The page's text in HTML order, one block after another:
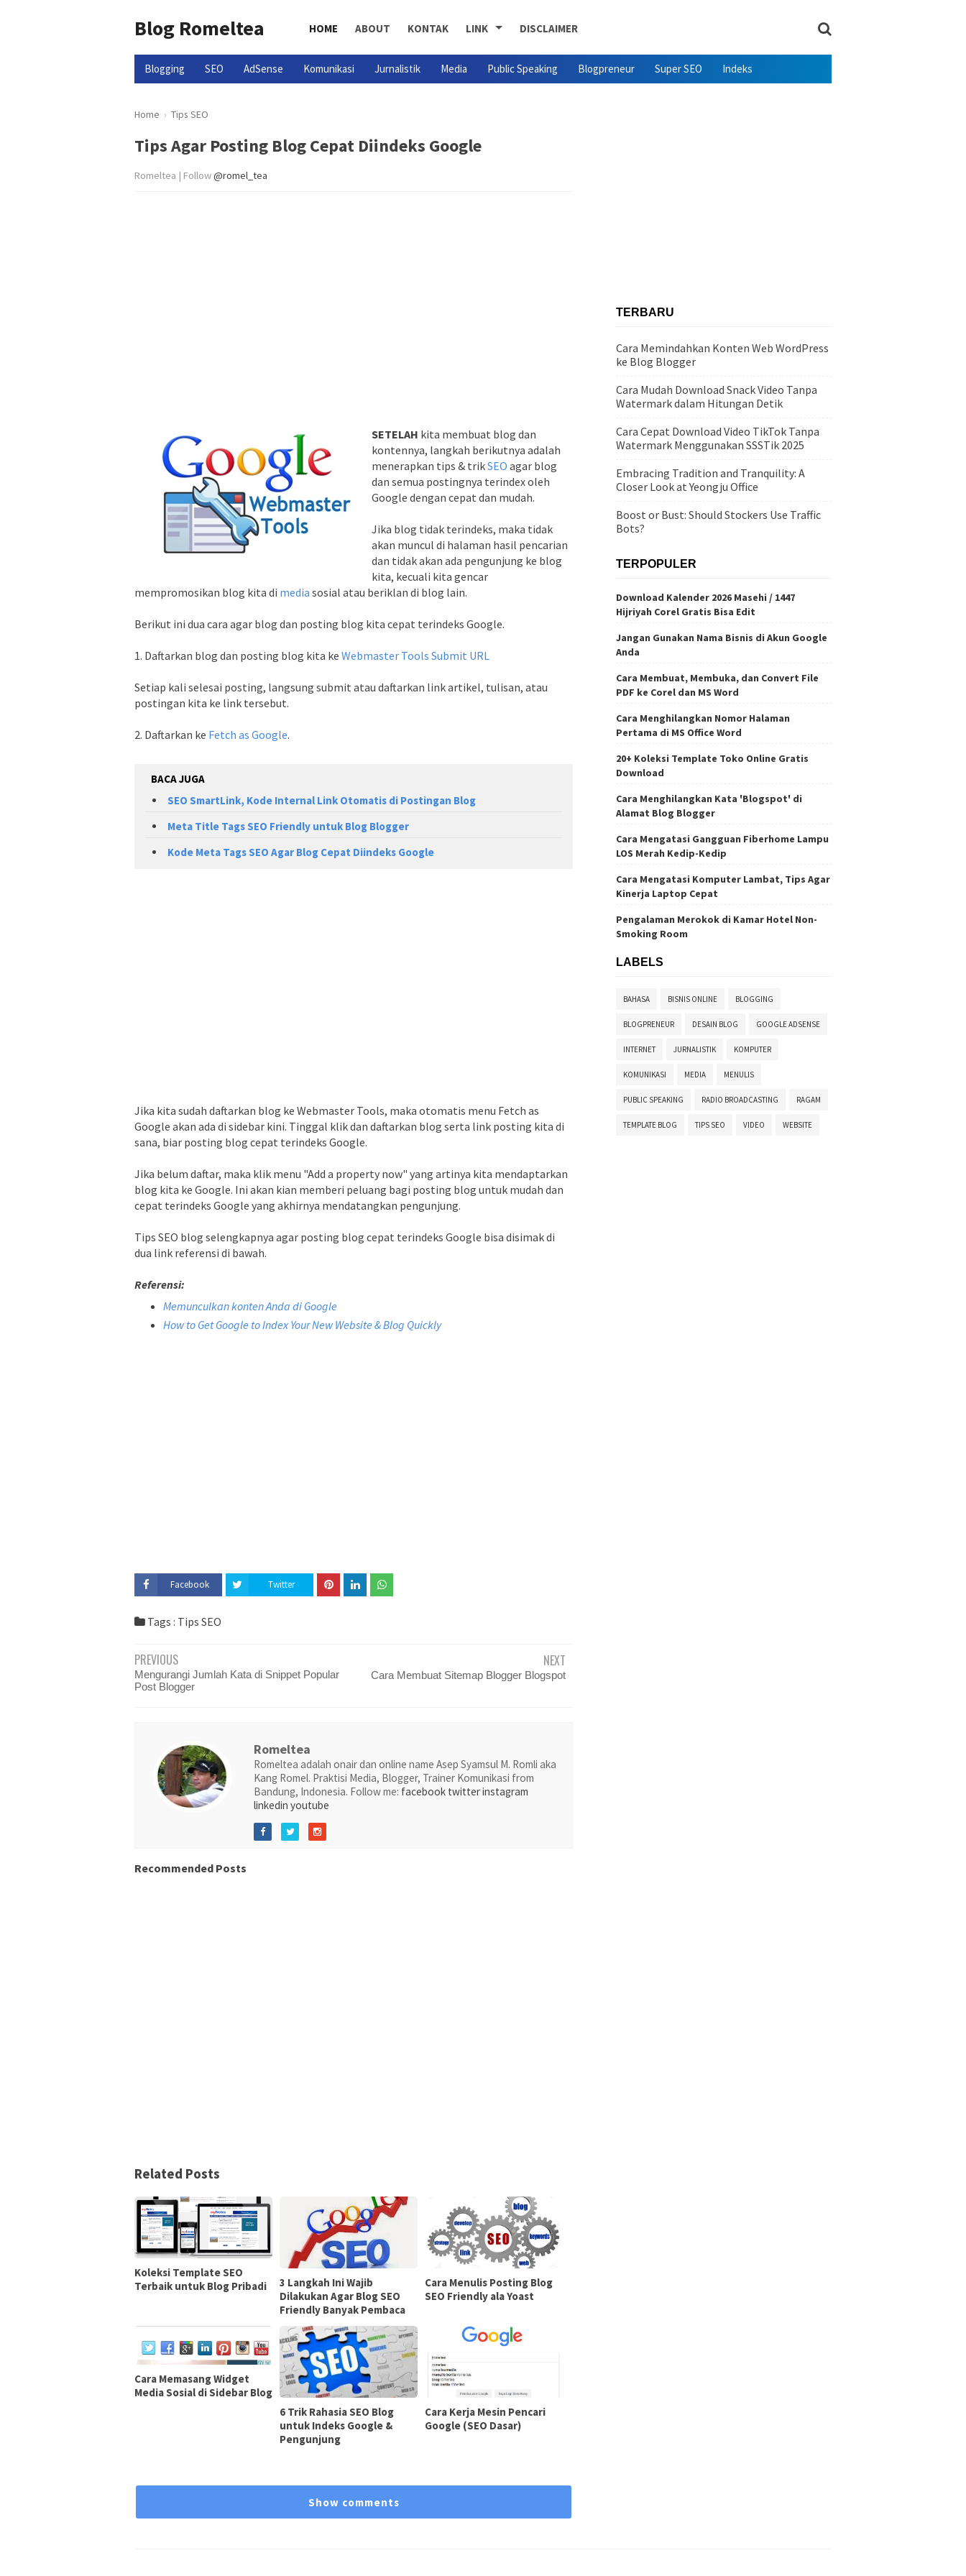
Blog Romeltea HOME ABOUT KONTAK LINK DISCLAIMER
Blogging SEO AdSense Komunikasi Jurnalistik Media Public Speaking Blogpreneur Super SEO Indeks
Home › Tips SEO
Tips Agar Posting Blog Cepat Diindeks Google
Romeltea | Follow@romel_tea
SETELAH kita membuat blog dan
kontennya, langkah berikutnya adalah
menerapkan tips & trikSEO agar blog
dan semua postingnya terindex oleh
Google dengan cepat dan mudah.
Jika blog tidak terindeks, maka tidak
akan muncul di halaman hasil pencarian
dan tidak akan ada pengunjung ke blog
kita, kecuali kita gencar
mempromosikan blog kita di media sosial atau beriklan di blog lain.
Berikut ini dua cara agar blog dan posting blog kita cepat terindeks Google.
1. Daftarkan blog dan posting blog kita ke Webmaster Tools Submit URL
Setiap kali selesai posting, langsung submit atau daftarkan link artikel, tulisan, atau
postingan kita ke link tersebut.
2. Daftarkan ke Fetch as Google.
BACA JUGA
SEO SmartLink, Kode Internal Link Otomatis di Postingan Blog
Meta Title Tags SEO Friendly untuk Blog Blogger
Kode Meta Tags SEO Agar Blog Cepat Diindeks Google
Jika kita sudah daftarkan blog ke Webmaster Tools, maka otomatis menu Fetch as
Google akan ada di sidebar kini. Tinggal klik dan daftarkan blog serta link posting kita di
sana, biar posting blog cepat terindeks Google.
Jika belum daftar, maka klik menu "Add a property now" yang artinya kita mendaptarkan
blog kita ke Google. Ini akan kian memberi peluang bagi posting blog untuk mudah dan
cepat terindeks Google yang akhirnya mendatangkan pengunjung.
Tips SEO blog selengkapnya agar posting blog cepat terindeks Google bisa disimak di
dua link referensi di bawah.
Referensi:
Memunculkan konten Anda di Google
How to Get Google to Index Your New Website & Blog Quickly
Facebook Twitter
Tags : Tips SEO
PREVIOUS
Mengurangi Jumlah Kata di Snippet Popular
Post Blogger
NEXT
Cara Membuat Sitemap Blogger Blogspot
Romeltea
Romeltea adalah onair dan online name Asep Syamsul M. Romli aka
Kang Romel. Praktisi Media, Blogger, Trainer Komunikasi from
Bandung, Indonesia. Follow me: facebook twitterinstagram
linkedin youtube
Recommended Posts
Related Posts
Koleksi Template SEO
Terbaik untuk Blog Pribadi
3 Langkah Ini Wajib
Dilakukan Agar Blog SEO
Friendly Banyak Pembaca
Cara Menulis Posting Blog
SEO Friendly ala Yoast
Cara Memasang Widget
Media Sosial di Sidebar Blog
6 Trik Rahasia SEO Blog
untuk Indeks Google &
Pengunjung
Cara Kerja Mesin Pencari
Google (SEO Dasar)
Show comments
TERBARU
Cara Memindahkan Konten Web WordPress
ke Blog Blogger
Cara Mudah Download Snack Video Tanpa
Watermark dalam Hitungan Detik
Cara Cepat Download Video TikTok Tanpa
Watermark Menggunakan SSSTik 2025
Embracing Tradition and Tranquility: A
Closer Look at Yeongju Office
Boost or Bust: Should Stockers Use Traffic
Bots?
TERPOPULER
Download Kalender 2026 Masehi / 1447
Hijriyah Corel Gratis Bisa Edit
Jangan Gunakan Nama Bisnis di Akun Google
Anda
Cara Membuat, Membuka, dan Convert File
PDF ke Corel dan MS Word
Cara Menghilangkan Nomor Halaman
Pertama di MS Office Word
20+ Koleksi Template Toko Online Gratis
Download
Cara Menghilangkan Kata 'Blogspot' di
Alamat Blog Blogger
Cara Mengatasi Gangguan Fiberhome Lampu
LOS Merah Kedip-Kedip
Cara Mengatasi Komputer Lambat, Tips Agar
Kinerja Laptop Cepat
Pengalaman Merokok di Kamar Hotel Non-
Smoking Room
LABELS
BAHASA BISNIS ONLINE BLOGGING
BLOGPRENEUR DESAIN BLOG GOOGLE ADSENSE
INTERNET JURNALISTIK KOMPUTER
KOMUNIKASI MEDIA MENULIS
PUBLIC SPEAKING RADIO BROADCASTING RAGAM
TEMPLATE BLOG TIPS SEO VIDEO WEBSITE